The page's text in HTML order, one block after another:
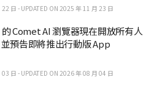
日 - UPDATED ON 2025 年 11 月 23 日
Comet AI 瀏覽器現在開放所有人
預告即將推出行動版 App
日 - UPDATED ON 2026 年 08 月 04 日